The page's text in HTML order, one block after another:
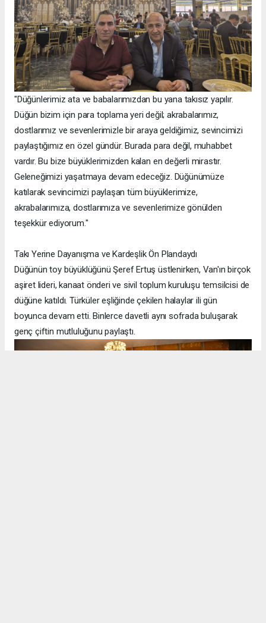
"Düğünlerimiz ata ve babalarımızdan bu yana takısız yapılır.
Düğün bizim için para toplama yeri değil; akrabalarımız,
dostlarımız ve sevenlerimizle bir araya geldiğimiz, sevincimizi
paylaştığımız en özel gündür. Burada para değil, muhabbet
vardır. Bu bize büyüklerimizden kalan en değerli mirastır.
Geleneğimizi yaşatmaya devam edeceğiz. Düğünümüze
katılarak sevincimizi paylaşan tüm büyüklerimize,
akrabalarımıza, dostlarımıza ve sevenlerimize gönülden
teşekkür ediyorum."
Takı Yerine Dayanışma ve Kardeşlik Ön Plandaydı
Düğünün toy büyüklüğünü Şeref Ertuş üstlenirken, Van'ın birçok
aşiret lideri, kanaat önderi ve sivil toplum kuruluşu temsilcisi de
düğüne katıldı. Türküler eşliğinde çekilen halaylar ili gün
boyunca devam etti. Binlerce davetli aynı sofrada buluşarak
genç çiftin mutluluğunu paylaştı.